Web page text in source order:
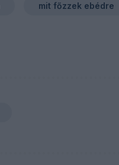
mit főzzek ebédre